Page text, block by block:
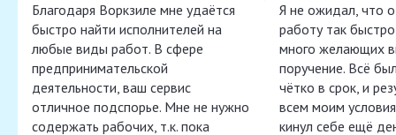
Благодаря Воркзиле мне удаётся
быстро найти исполнителей на
любые виды работ. В сфере
предпринимательской
деятельности, ваш сервис
отличное подспорье. Мне не нужно
содержать рабочих, т.к. пока
Я не ожидал, что
работу так
много желающих
поручение. Всё
чётко в срок, и
всем моим
кинул себе ещё